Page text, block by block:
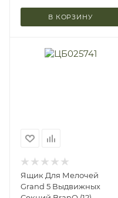
В КОРЗИНУ
Ящик Для Мелочей
Grand 5 Выдвижных